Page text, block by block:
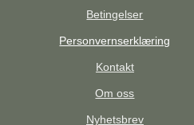
Betingelser
Personvernserklæring
Kontakt
Om oss
Nyhetsbrev